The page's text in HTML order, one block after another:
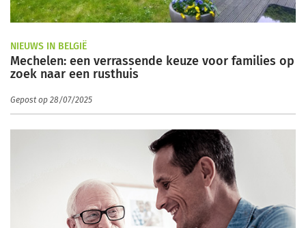
NIEUWS IN BELGIË
Mechelen: een verrassende keuze voor families op
zoek naar een rusthuis
Gepost op 28/07/2025